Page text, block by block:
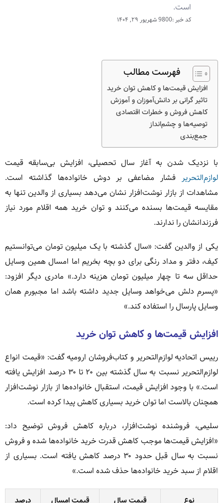
است.
کد خبر :9800 شهریور ۲۹, ۱۴۰۴
فهرست مطالب
افزایش قیمت‌ها و کاهش توان خرید
تاثیر گرانی بر دانش‌آموزان و آموزش
کاهش فروش و خطرات اقتصادی
توصیه‌ها و چشم‌انداز
جمع‌بندی
با نزدیک شدن به آغاز سال تحصیلی، افزایش بی‌سابقه قیمت
لوازم‌التحریر
فشار مضاعفی بر دوش خانواده‌ها گذاشته است.
مشاهدات از بازار نوشت‌افزار نشان می‌دهد بسیاری از والدین تنها به
مقایسه قیمت‌ها بسنده می‌کنند و توان خرید همه اقلام مورد نیاز
فرزندانشان را ندارند.
یکی از والدین گفت: «سال گذشته با یک میلیون تومان می‌توانستیم
کیف، دفتر و مداد رنگی برای دو بچه بخریم اما امسال همین وسایل
حداقل سه تا چهار میلیون تومان هزینه دارد.» مادری دیگر افزود:
«پسرم دلش می‌خواهد وسایل جدید داشته باشد اما مجبورم همان
وسایل پارسال را استفاده کند.»
افزایش قیمت‌ها و کاهش توان خرید
رییس اتحادیه لوازم‌التحریر و کتاب‌فروشان ارومیه گفت: «قیمت انواع
لوازم‌التحریر نسبت به سال گذشته بین ۲۰ تا ۳۰ درصد افزایش یافته
است.» با وجود افزایش قیمت، استقبال خانواده‌ها از بازار نوشت‌افزار
همچنان بالاست اما توان خرید بسیاری کاهش پیدا کرده است.
سلیمی، فروشنده نوشت‌افزار، درباره کاهش فروش توضیح داد:
«افزایش قیمت‌ها موجب کاهش قدرت خرید خانواده‌ها شده و فروش
نسبت به سال قبل حدود ۳۰ درصد کاهش یافته است. بسیاری از
اقلام از سبد خرید خانواده‌ها حذف شده است.»
نوع
قیمت سال
قیمت امسال
درصد